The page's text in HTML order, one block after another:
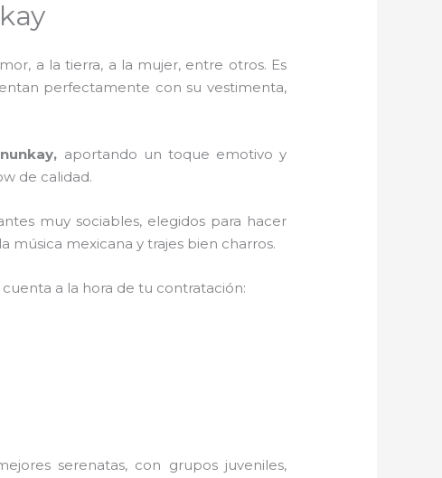
a la tierra, a la mujer, entre otros. Es
perfectamente con su vestimenta,
aportando un toque emotivo y
de calidad.
muy sociables, elegidos para hacer
mexicana y trajes bien charros.
a la hora de tu contratación:
serenatas, con grupos juveniles,